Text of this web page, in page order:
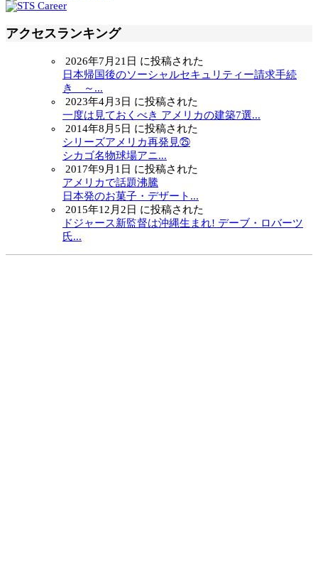
アクセスランキング
2026年7月21日 に投稿された
日本帰国後のソーシャルセキュリティー請求手続
き ～...
2023年4月3日 に投稿された
一度は見ておくべき アメリカの建築7選...
2014年8月5日 に投稿された
シリーズアメリカ再発見㉕
シカゴ名物球場アニ...
2017年9月1日 に投稿された
アメリカで話題沸騰
日本発のお菓子・デザート...
2015年12月2日 に投稿された
ドジャース新監督は沖縄生まれ! デーブ・ロバーツ
氏...